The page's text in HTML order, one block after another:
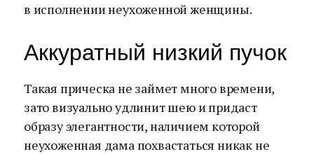
в исполнении неухоженной женщины.
Аккуратный низкий пучок
Такая прическа не займет много времени,
зато визуально удлинит шею и придаст
образу элегантности, наличием которой
неухоженная дама похвастаться никак не